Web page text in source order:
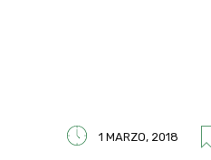
1 MARZO, 2018